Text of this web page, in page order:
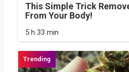
This Simple Trick
From Your Body!
5 h 33 min